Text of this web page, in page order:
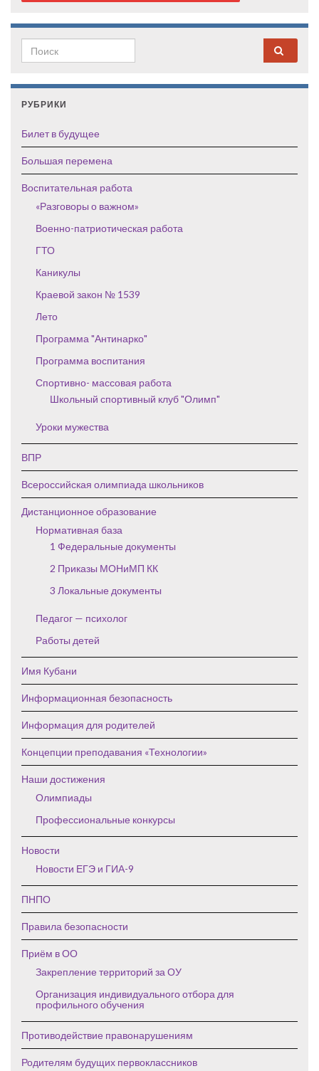
Search for:
РУБРИКИ
Билет в будущее
Большая перемена
Воспитательная работа
«Разговоры о важном»
Военно-патриотическая работа
ГТО
Каникулы
Краевой закон № 1539
Лето
Программа "Антинарко"
Программа воспитания
Спортивно- массовая работа
Школьный спортивный клуб "Олимп"
Уроки мужества
ВПР
Всероссийская олимпиада школьников
Дистанционное образование
Нормативная база
1 Федеральные документы
2 Приказы МОНиМП КК
3 Локальные документы
Педагог — психолог
Работы детей
Имя Кубани
Информационная безопасность
Информация для родителей
Концепции преподавания «Технологии»
Наши достижения
Олимпиады
Профессиональные конкурсы
Новости
Новости ЕГЭ и ГИА-9
ПНПО
Правила безопасности
Приём в ОО
Закрепление территорий за ОУ
Организация индивидуального отбора для
профильного обучения
Противодействие правонарушениям
Родителям будущих первоклассников